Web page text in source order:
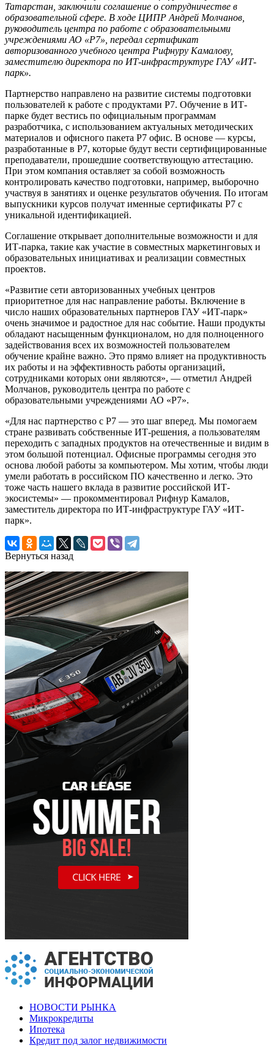
Татарстан, заключили соглашение о сотрудничестве в
образовательной сфере. В ходе ЦИПР Андрей Молчанов,
руководитель центра по работе с образовательными
учреждениями АО «Р7», передал сертификат
авторизованного учебного центра Рифнуру Камалову,
заместителю директора по ИТ-инфраструктуре ГАУ «ИТ-
парк».
Партнерство направлено на развитие системы подготовки
пользователей к работе с продуктами Р7. Обучение в ИТ-
парке будет вестись по официальным программам
разработчика, с использованием актуальных методических
материалов и офисного пакета Р7 офис. В основе — курсы,
разработанные в Р7, которые будут вести сертифицированные
преподаватели, прошедшие соответствующую аттестацию.
При этом компания оставляет за собой возможность
контролировать качество подготовки, например, выборочно
участвуя в занятиях и оценке результатов обучения. По итогам
выпускники курсов получат именные сертификаты Р7 с
уникальной идентификацией.
Соглашение открывает дополнительные возможности и для
ИТ-парка, такие как участие в совместных маркетинговых и
образовательных инициативах и реализации совместных
проектов.
«Развитие сети авторизованных учебных центров
приоритетное для нас направление работы. Включение в
число наших образовательных партнеров ГАУ «ИТ-парк»
очень значимое и радостное для нас событие. Наши продукты
обладают насыщенным функционалом, но для полноценного
задействования всех их возможностей пользователем
обучение крайне важно. Это прямо влияет на продуктивность
их работы и на эффективность работы организаций,
сотрудниками которых они являются», — отметил Андрей
Молчанов, руководитель центра по работе с
образовательными учреждениями АО «Р7».
«Для нас партнерство с Р7 — это шаг вперед. Мы помогаем
стране развивать собственные ИТ-решения, а пользователям
переходить с западных продуктов на отечественные и видим в
этом большой потенциал. Офисные программы сегодня это
основа любой работы за компьютером. Мы хотим, чтобы люди
умели работать в российском ПО качественно и легко. Это
тоже часть нашего вклада в развитие российской ИТ-
экосистемы» — прокомментировал Рифнур Камалов,
заместитель директора по ИТ-инфраструктуре ГАУ «ИТ-
парк».
Вернуться назад
НОВОСТИ РЫНКА
Микрокредиты
Ипотека
Кредит под залог недвижимости